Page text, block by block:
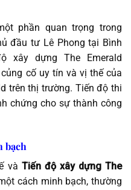
phần quan trọng trong
đầu tư Lê Phong tại Bình
xây dựng The Emerald
cố uy tín và vị thế của
trên thị trường. Tiến độ thi
chứng cho sự thành công
bạch
và Tiến độ xây dựng The
cách minh bạch, thường